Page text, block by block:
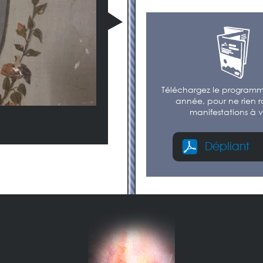
Téléchargez le
année, pour ne rien
manifestations à
Dépliant